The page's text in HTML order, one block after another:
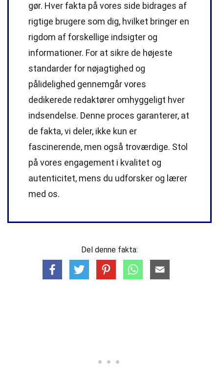
gør. Hver fakta på vores side bidrages af
rigtige brugere som dig, hvilket bringer en
rigdom af forskellige indsigter og
informationer. For at sikre de højeste
standarder for nøjagtighed og
pålidelighed gennemgår vores
dedikerede redaktører omhyggeligt hver
indsendelse. Denne proces garanterer, at
de fakta, vi deler, ikke kun er
fascinerende, men også troværdige. Stol
på vores engagement i kvalitet og
autenticitet, mens du udforsker og lærer
med os.
Del denne fakta: